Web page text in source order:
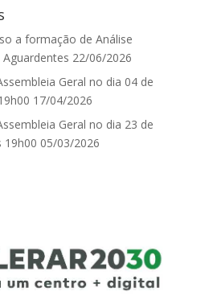
a formação de Análise
22/06/2026
Geral no dia 04 de
17/04/2026
Geral no dia 23 de
19h00 05/03/2026